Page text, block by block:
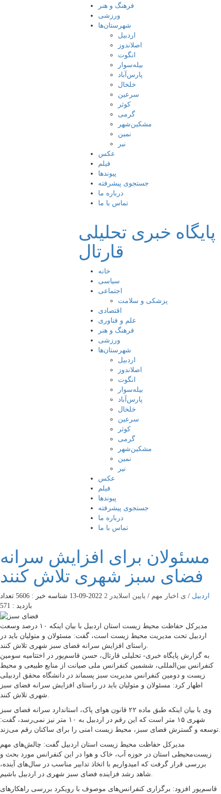
فرهنگ و هنر
ورزشی
شهرستان‌ها
اردبیل
اصلاندوز
انگوت
بیله‌سوار
پارس‌آباد
خلخال
سرعین
کوثر
گرمی
مشکین‌شهر
نمین
نیر
عکس
فیلم
پیوندها
جستجوی پیشرفته
درباره ما
تماس با ما
پایگاه خبری تحلیلی
قارتال
خانه
سیاسی
اجتماعی
پزشکی و سلامت
اقتصادی
علم و فناوری
فرهنگ و هنر
ورزشی
شهرستان‌ها
اردبیل
اصلاندوز
انگوت
بیله‌سوار
پارس‌آباد
خلخال
سرعین
کوثر
گرمی
مشکین‌شهر
نمین
نیر
عکس
فیلم
پیوندها
جستجوی پیشرفته
درباره ما
تماس با ما
مسئولان برای افزایش سرانه
فضای سبز شهری تلاش کنند
اردبیل / ی اخبار مهم / یایین اسلایدر 2 2022-09-13 شناسه خبر : 5606
تعداد
بازدید : 571
مدیرکل حفاظت محیط زیست استان اردبیل با بیان اینکه ۱۰ درصد وسعت
اردبیل تحت مدیریت محیط زیست است، گفت: مسئولان و متولیان باید در
به گزارش پایگاه خبری- تحلیلی قارتال، حسن قاسم‌پور در اختتامیه سومین
کنفرانس بین‌المللی، ششمین کنفرانس ملی صیانت از منابع طبیعی و محیط
زیست و دومین کنفرانس مدیریت سبز پسماند در دانشگاه محقق اردبیلی
اظهار کرد: مسئولان و متولیان باید در راستای افزایش سرانه فضای سبز
وی با بیان اینکه طبق ماده ۲۲ قانون هوای پاک، استاندارد سرانه فضای سبز
شهری ۱۵ متر است که این رقم در اردبیل به ۱۰ متر نیز نمی‌رسد، گفت:
مدیرکل حفاظت محیط زیست استان اردبیل گفت: چالش‌های مهم
زیست‌محیطی استان در حوزه آب، خاک و هوا در این کنفرانس مورد بحث و
بررسی قرار گرفت که امیدواریم با اتخاذ تدابیر مناسب در سال‌های آینده،
قاسم‌پور افزود: برگزاری کنفرانس‌های موصوف با رویکرد بررسی راهکارهای